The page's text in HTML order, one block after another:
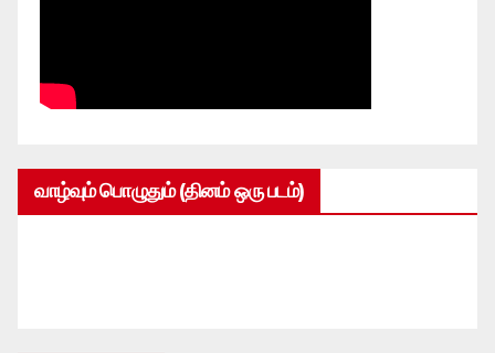
வாழ்வும் பொழுதும் (தினம் ஒரு படம்)